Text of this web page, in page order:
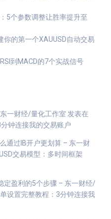
5个参数调整让胜率提升至
你的第一个XAUUSD自动交易
到MACD的7个实战信号
一财经/量化工作室 发表在
钟连接我的交易账户
通过IB开户更划算 – 东一财
交易模型：多时间框架
定盈利的5个步骤 – 东一财经/
设置完整教程：3分钟连接我